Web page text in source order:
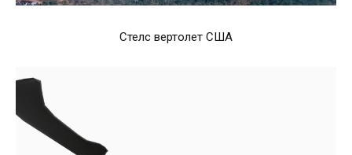
Стелс вертолет США